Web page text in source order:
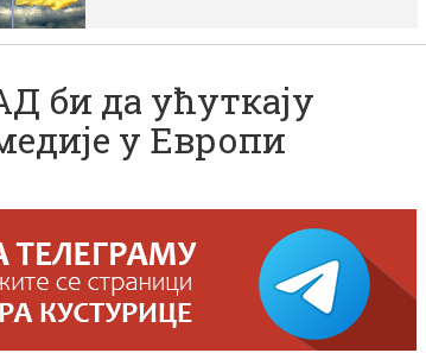
би да ућуткају
у Европи